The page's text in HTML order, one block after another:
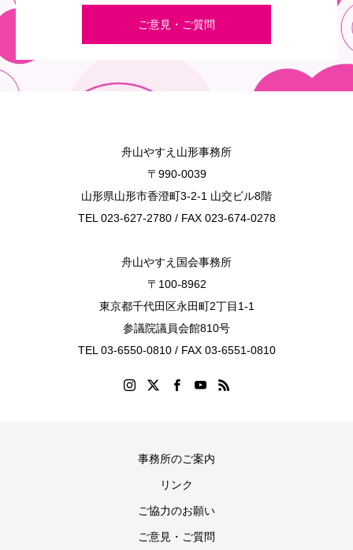
ご意見・ご質問
舟山やすえ山形事務所
〒990-0039
山形県山形市香澄町3-2-1 山交ビル8階
TEL 023-627-2780 / FAX 023-674-0278
舟山やすえ国会事務所
〒100-8962
東京都千代田区永田町2丁目1-1
参議院議員会館810号
TEL 03-6550-0810 / FAX 03-6551-0810
事務所のご案内
リンク
ご協力のお願い
ご意見・ご質問